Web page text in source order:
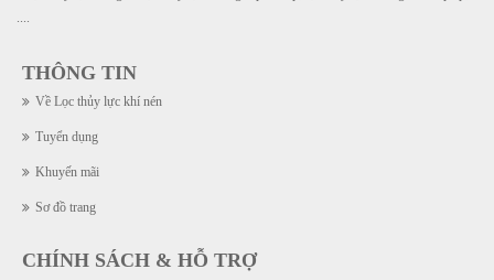
THÔNG TIN
Về Lọc thủy lực khí nén
Tuyển dụng
Khuyến mãi
Sơ đồ trang
CHÍNH SÁCH & HỖ TRỢ